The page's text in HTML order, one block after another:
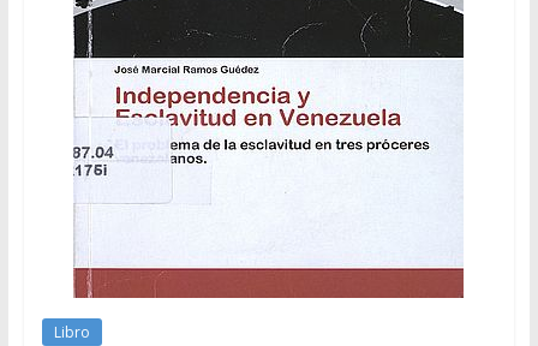
Libro